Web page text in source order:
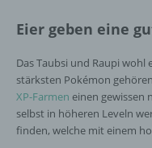
Eier geben eine
Das Taubsi und Raupi wohl
stärksten Pokémon
XP-Farmen einen gewissen
selbst in höheren Leveln
finden, welche mit einem